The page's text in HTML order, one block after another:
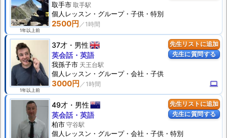
1年以上前
2500円
取手市 取手駅
個人 レッスン ・グループ・子供・特別
先生リストに追加
先生に質問する
1年以上前
37才 男性
3000円 computer
英会話・英語
我孫子市 天王台駅
個人 レッスン ・グループ・会社・子供
先生リストに追加
先生に質問する
49才 男性
英会話・英語
柏市 守谷駅
個人 レッスン ・グループ・会社・子供・特別